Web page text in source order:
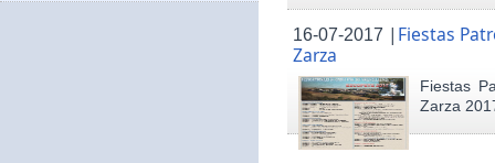
16-07-2017 | Fiestas
Zarza
Fiestas
Zarza